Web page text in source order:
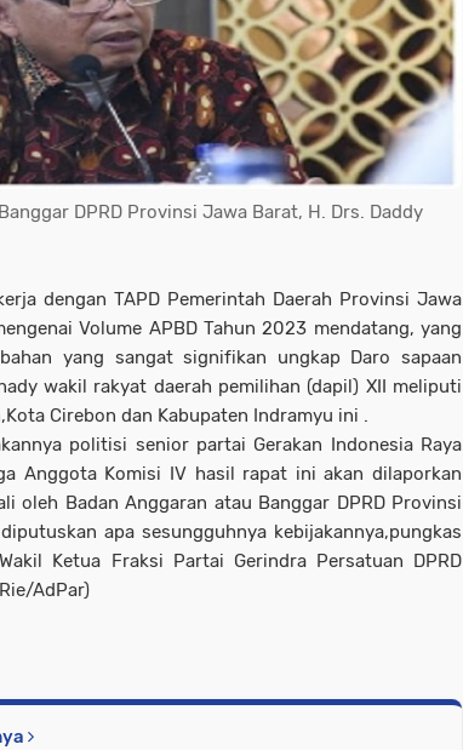
DPRD Provinsi Jawa Barat, H. Drs. Daddy
dengan TAPD Pemerintah Daerah Provinsi Jawa
Volume APBD Tahun 2023 mendatang, yang
yang sangat signifikan ungkap Daro sapaan
wakil rakyat daerah pemilihan (dapil) XII meliputi
Cirebon dan Kabupaten Indramyu ini .
politisi senior partai Gerakan Indonesia Raya
Anggota Komisi IV hasil rapat ini akan dilaporkan
oleh Badan Anggaran atau Banggar DPRD Provinsi
apa sesungguhnya kebijakannya,pungkas
Ketua Fraksi Partai Gerindra Persatuan DPRD
AdPar)